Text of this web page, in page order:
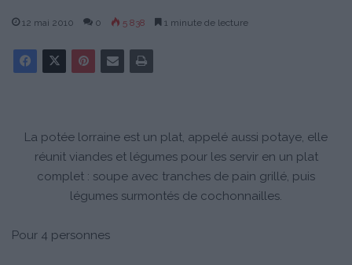
12 mai 2010 0 5 838 1 minute de lecture
La potée lorraine est un plat, appelé aussi potaye, elle
réunit viandes et légumes pour les servir en un plat
complet : soupe avec tranches de pain grillé, puis
légumes surmontés de cochonnailles.
Pour 4 personnes